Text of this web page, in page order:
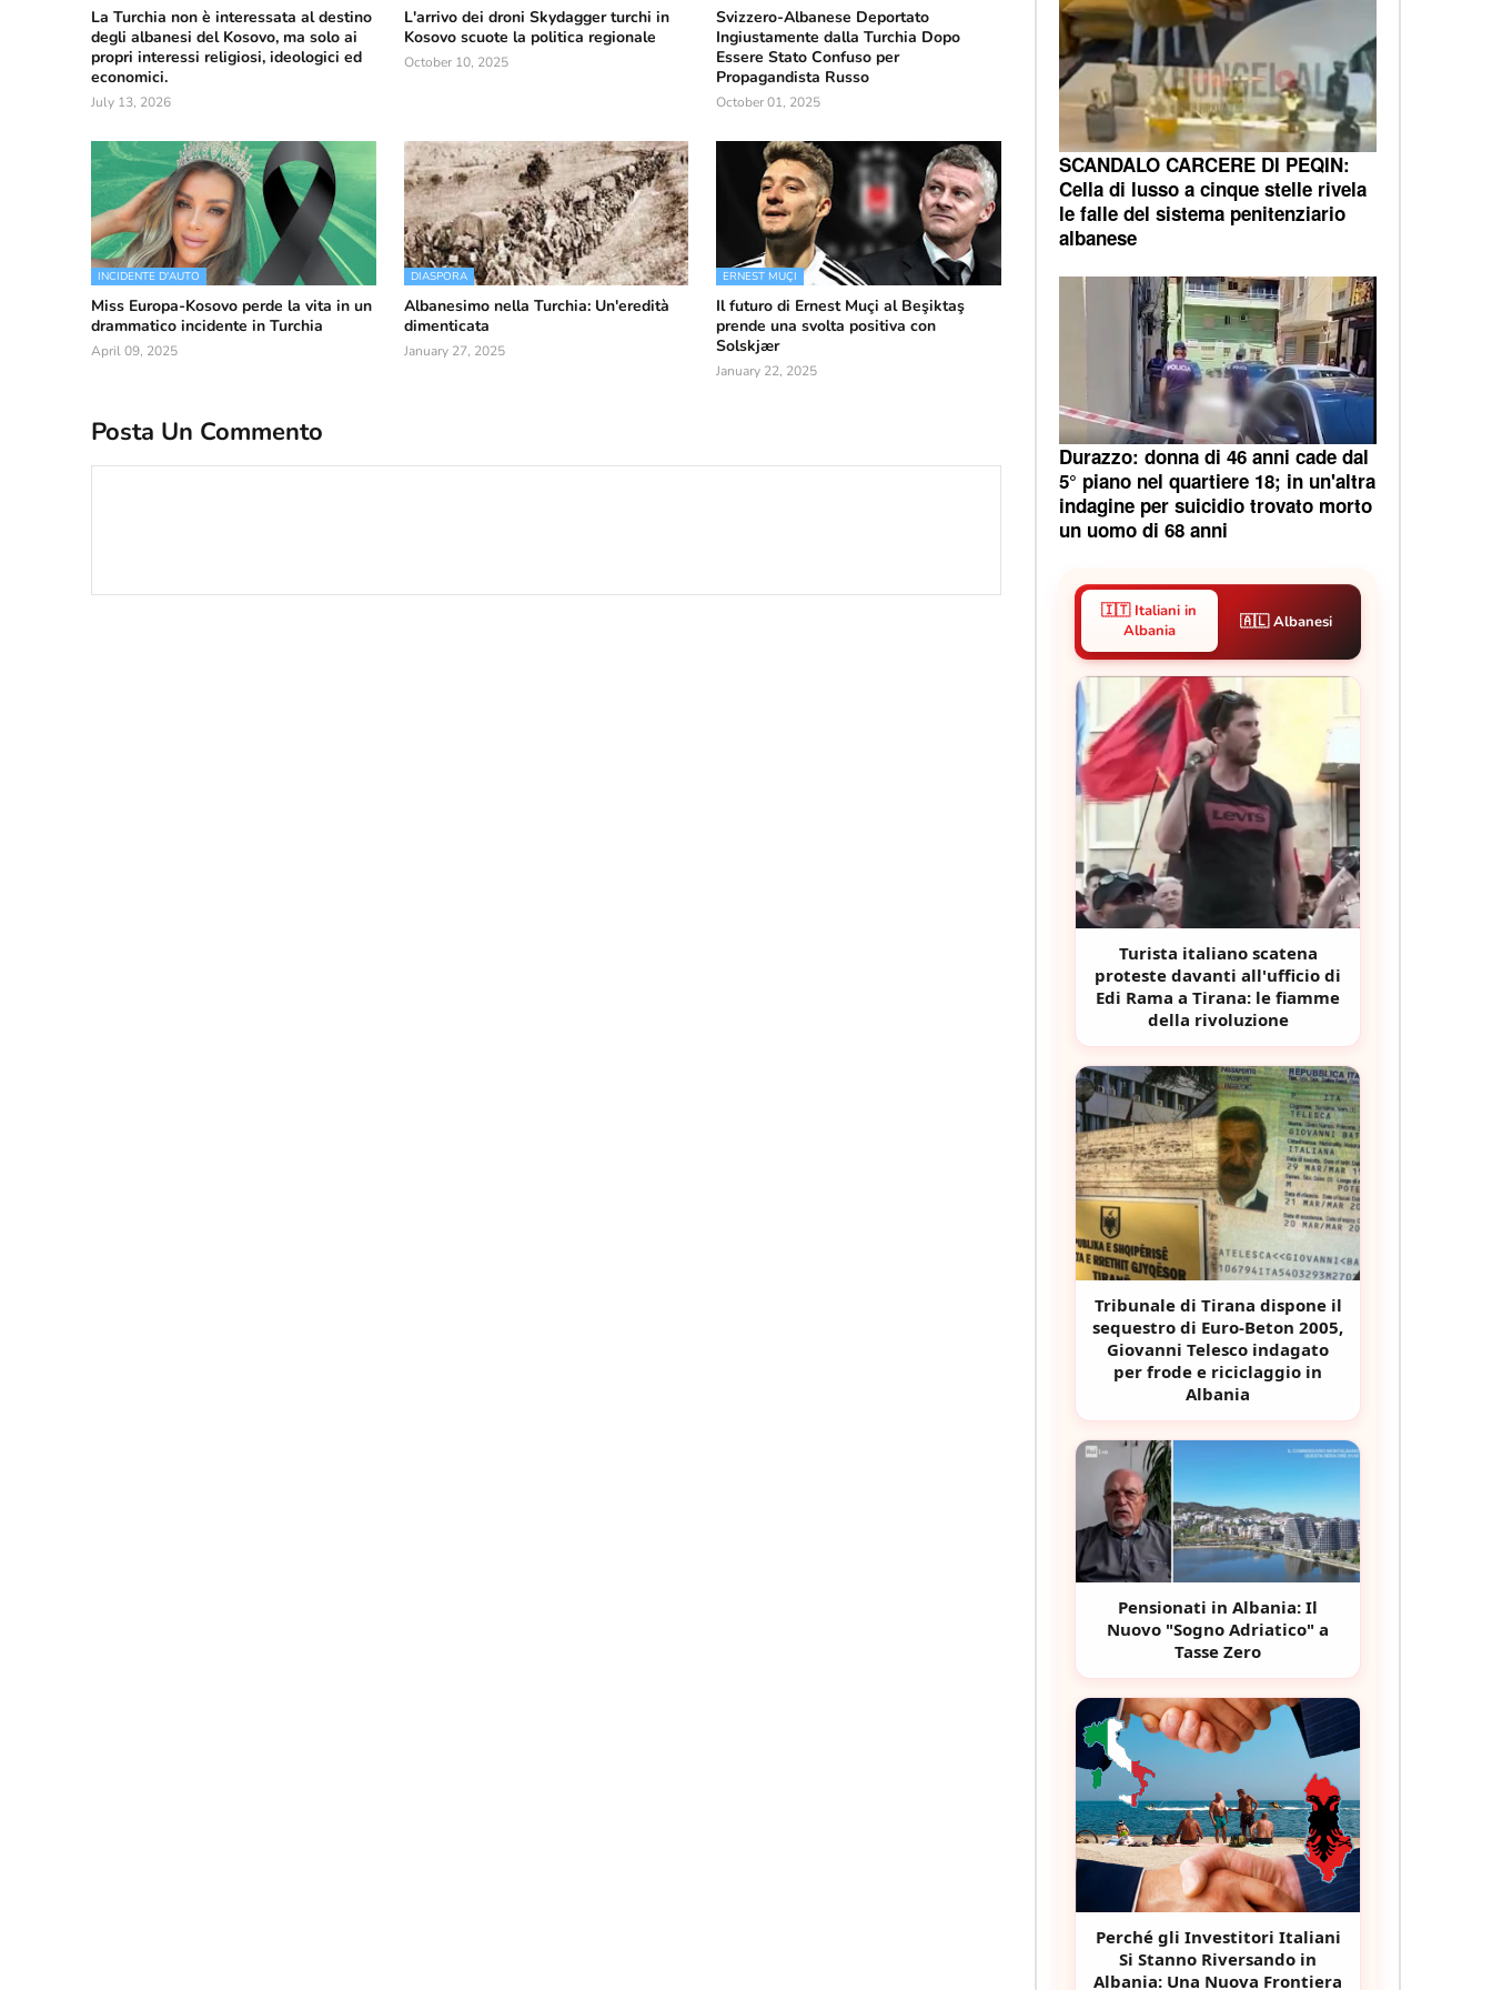
La Turchia non è interessata al destino
degli albanesi del Kosovo, ma solo ai
propri interessi religiosi, ideologici ed
economici.
July 13, 2026
L'arrivo dei droni Skydagger turchi in
Kosovo scuote la politica regionale
October 10, 2025
Svizzero-Albanese Deportato
Ingiustamente dalla Turchia Dopo
Essere Stato Confuso per
Propagandista Russo
October 01, 2025
INCIDENTE D'AUTO
Miss Europa-Kosovo perde la vita in un
drammatico incidente in Turchia
April 09, 2025
DIASPORA
Albanesimo nella Turchia: Un'eredità
dimenticata
January 27, 2025
ERNEST MUÇI
Il futuro di Ernest Muçi al Beşiktaş
prende una svolta positiva con
Solskjær
January 22, 2025
Posta Un Commento
SCANDALO CARCERE DI PEQIN:
Cella di lusso a cinque stelle rivela
le falle del sistema penitenziario
albanese
Durazzo: donna di 46 anni cade dal
5° piano nel quartiere 18; in un'altra
indagine per suicidio trovato morto
un uomo di 68 anni
🇮🇹 Italiani in
Albania
🇦🇱 Albanesi
Turista italiano scatena
proteste davanti all'ufficio di
Edi Rama a Tirana: le fiamme
della rivoluzione
Tribunale di Tirana dispone il
sequestro di Euro-Beton 2005,
Giovanni Telesco indagato
per frode e riciclaggio in
Albania
Pensionati in Albania: Il
Nuovo "Sogno Adriatico" a
Tasse Zero
Perché gli Investitori Italiani
Si Stanno Riversando in
Albania: Una Nuova Frontiera